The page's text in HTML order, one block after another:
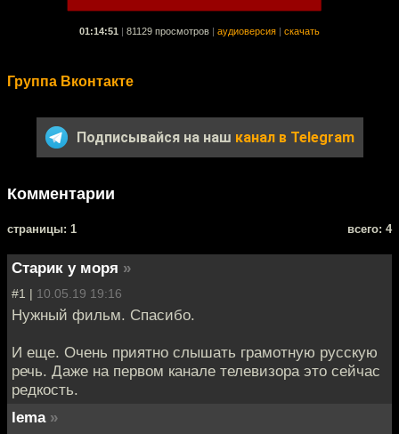
01:14:51 81129 просмотров аудиоверсия скачать
Группа Вконтакте
Подписывайся на наш канал в Telegram
Комментарии
cтраницы: 1 всего: 4
Старик у моря »
#1 | 10.05.19 19:16
Нужный фильм. Спасибо.
И еще. Очень приятно слышать грамотную русскую
речь. Даже на первом канале телевизора это сейчас
редкость.
lema »